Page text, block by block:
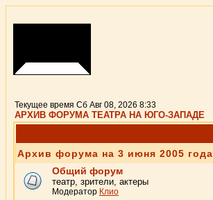
Текущее время Сб Авг 08, 2026 8:33
АРХИВ ФОРУМА ТЕАТРА НА ЮГО-ЗАПАДЕ
Архив форума на 3 июня 2005 года
Общий форум
театр, зрители, актеры
Модератор Клио